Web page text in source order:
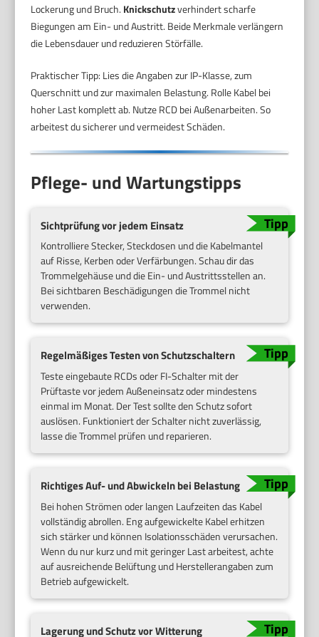
Lockerung und Bruch. Knickschutzverhindert scharfe
Biegungen am Ein- und Austritt. Beide Merkmale verlängern
die Lebensdauer und reduzieren Störfälle.
Praktischer Tipp: Lies die Angaben zur IP-Klasse, zum
Querschnitt und zur maximalen Belastung. Rolle Kabel bei
hoher Last komplett ab. Nutze RCD bei Außenarbeiten. So
arbeitest du sicherer und vermeidest Schäden.
Pflege- und Wartungstipps
Sichtprüfung vor jedem Einsatz
Kontrolliere Stecker, Steckdosen und die Kabelmantel
auf Risse, Kerben oder Verfärbungen. Schau dir das
Trommelgehäuse und die Ein- und Austrittsstellen an.
Bei sichtbaren Beschädigungen die Trommel nicht
verwenden.
Regelmäßiges Testen von Schutzschaltern
Teste eingebaute RCDs oder FI-Schalter mit der
Prüftaste vor jedem Außeneinsatz oder mindestens
einmal im Monat. Der Test sollte den Schutz sofort
auslösen. Funktioniert der Schalter nicht zuverlässig,
lasse die Trommel prüfen und reparieren.
Richtiges Auf- und Abwickeln bei Belastung
Bei hohen Strömen oder langen Laufzeiten das Kabel
vollständig abrollen. Eng aufgewickelte Kabel erhitzen
sich stärker und können Isolationsschäden verursachen.
Wenn du nur kurz und mit geringer Last arbeitest, achte
auf ausreichende Belüftung und Herstellerangaben zum
Betrieb aufgewickelt.
Lagerung und Schutz vor Witterung